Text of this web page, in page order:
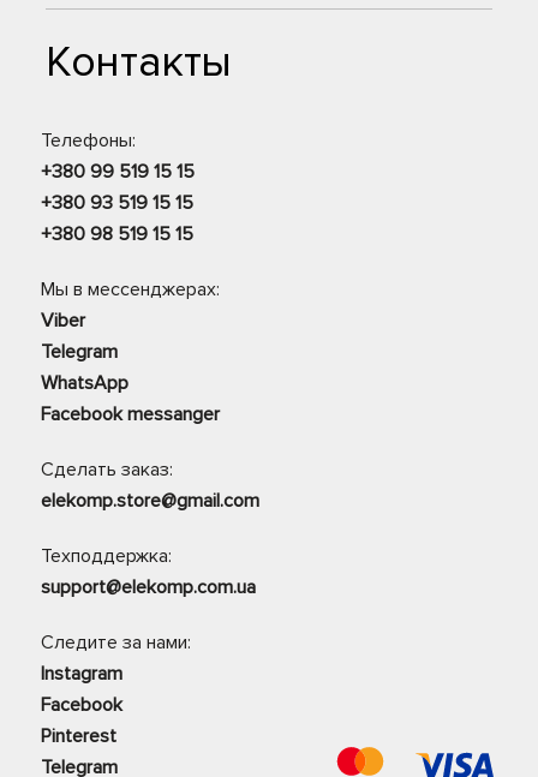
Контакты
Телефоны:
+380 99 519 15 15
+380 93 519 15 15
+380 98 519 15 15
Мы в мессенджерах:
Viber
Telegram
WhatsApp
Facebook messanger
Сделать заказ:
elekomp.store@gmail.com
Техподдержка:
support@elekomp.com.ua
Следите за нами:
Instagram
Facebook
Pinterest
Telegram